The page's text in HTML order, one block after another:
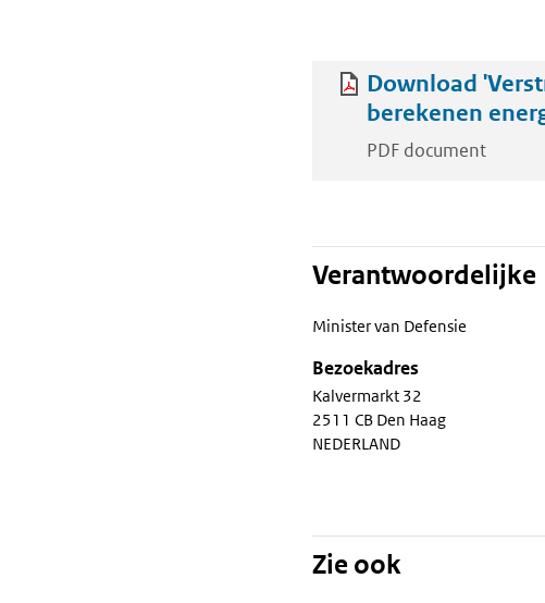
Download
berekenen
PDF document
Verantwoordelijke
Minister van Defensie
Bezoekadres
Kalvermarkt 32
2511 CB Den Haag
NEDERLAND
Zie ook